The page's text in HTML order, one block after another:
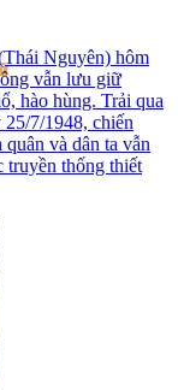
Nguyên) hôm
vẫn lưu giữ
hào hùng. Trải qua
25/7/1948, chiến
và dân ta vẫn
truyền thống thiết